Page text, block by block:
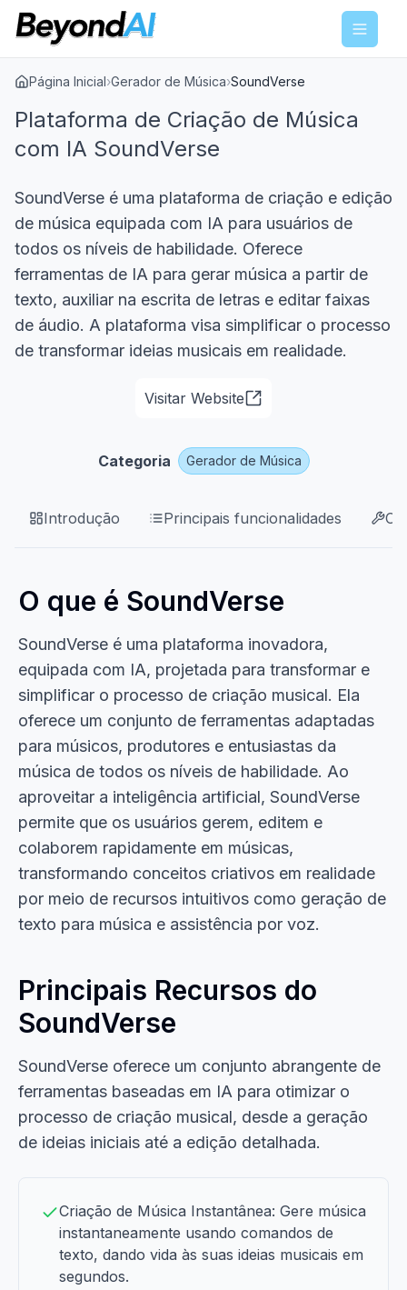
Menu
Página Inicial›Gerador de Música›SoundVerse
Plataforma de Criação de Música
com IA SoundVerse
SoundVerse é uma plataforma de criação e edição
de música equipada com IA para usuários de
todos os níveis de habilidade. Oferece
ferramentas de IA para gerar música a partir de
texto, auxiliar na escrita de letras e editar faixas
de áudio. A plataforma visa simplificar o processo
de transformar ideias musicais em realidade.
Visitar Website
Categoria Gerador de Música
Introdução Principais funcionalidades
O que é SoundVerse
SoundVerse é uma plataforma inovadora,
equipada com IA, projetada para transformar e
simplificar o processo de criação musical. Ela
oferece um conjunto de ferramentas adaptadas
para músicos, produtores e entusiastas da
música de todos os níveis de habilidade. Ao
aproveitar a inteligência artificial, SoundVerse
permite que os usuários gerem, editem e
colaborem rapidamente em músicas,
transformando conceitos criativos em realidade
por meio de recursos intuitivos como geração de
texto para música e assistência por voz.
Principais Recursos do
SoundVerse
SoundVerse oferece um conjunto abrangente de
ferramentas baseadas em IA para otimizar o
processo de criação musical, desde a geração
de ideias iniciais até a edição detalhada.
Criação de Música Instantânea: Gere música
instantaneamente usando comandos de
texto, dando vida às suas ideias musicais em
segundos.